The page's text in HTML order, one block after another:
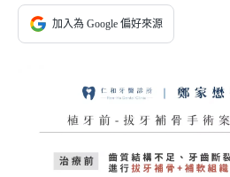
加入為 Google 偏好來源